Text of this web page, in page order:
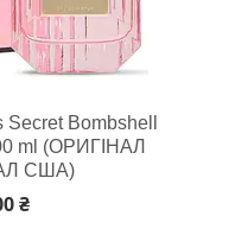
Bombshell
ml (ОРИГІНАЛ
США)
₴